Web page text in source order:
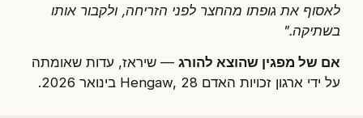
לאסוף את גופתו מהחצר לפני הזריחה, ולקבור אותו
בשתיקה."
אם של מפגין שהוצא להורג — שיראז, עדות שאומתה
על ידי ארגון זכויות האדם Hengaw, 28 בינואר 2026.